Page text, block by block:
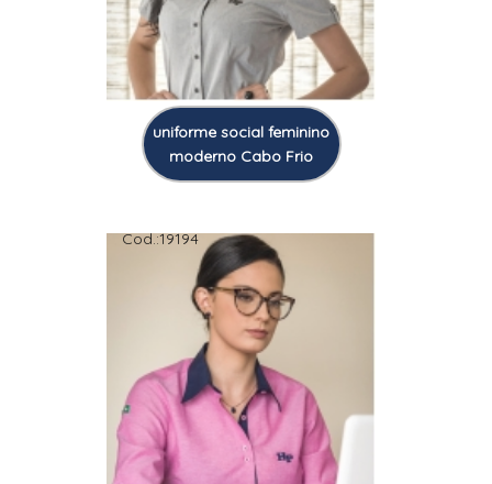
uniforme social feminino
moderno Cabo Frio
Cod.:19194